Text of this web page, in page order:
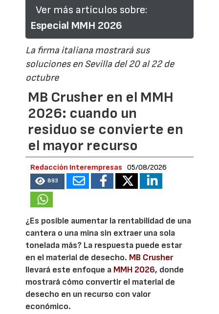
Ver más artículos sobre:
Especial MMH 2026
La firma italiana mostrará sus
soluciones en Sevilla del 20 al 22 de
octubre
MB Crusher en el MMH
2026: cuando un
residuo se convierte en
el mayor recurso
Redacción Interempresas 05/08/2026
893
¿Es posible aumentar la rentabilidad de una
cantera o una mina sin extraer una sola
tonelada más? La respuesta puede estar
en el material de desecho. MB Crusher
llevará este enfoque a MMH 2026, donde
mostrará cómo convertir el material de
desecho en un recurso con valor
económico.